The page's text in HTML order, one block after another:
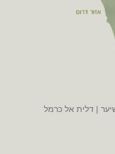
| דלית אל כרמל